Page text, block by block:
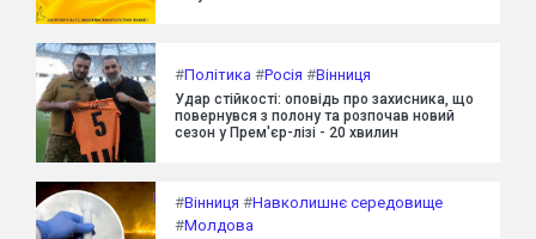
#Політика #Росія #Вінниця
Удар стійкості: оповідь про захисника, що
повернувся з полону та розпочав новий
сезон у Прем'єр-лізі - 20 хвилин
#Вінниця #Навколишнє середовище
#Молдова